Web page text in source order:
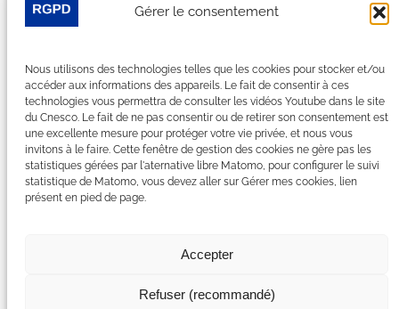
Gérer le consentement
Nous utilisons des technologies telles que les cookies pour stocker et/ou
accéder aux informations des appareils. Le fait de consentir à ces
technologies vous permettra de consulter les vidéos Youtube dans le site
du Cnesco. Le fait de ne pas consentir ou de retirer son consentement est
une excellente mesure pour protéger votre vie privée, et nous vous
invitons à le faire. Cette fenêtre de gestion des cookies ne gère pas les
statistiques gérées par l'aternative libre Matomo, pour configurer le suivi
statistique de Matomo, vous devez aller sur Gérer mes cookies, lien
présent en pied de page.
Accepter
Refuser (recommandé)
LinkedIn
YouTube
Facebook
Bluesky
Plan du site
Mentions légales
Accessibilité : non conforme